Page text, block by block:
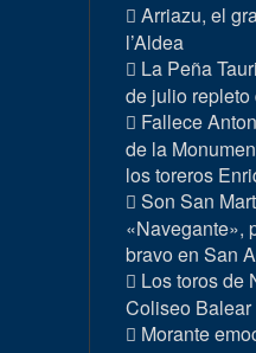
Arriazu, el
l’Aldea
La Peña
de julio
Fallece
de la
los toreros
Son San
«Navegante»,
bravo en San
Los toros de
Coliseo Balear
Morante